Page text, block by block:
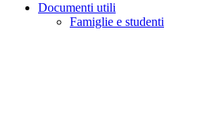
Documenti utili
Famiglie e studenti